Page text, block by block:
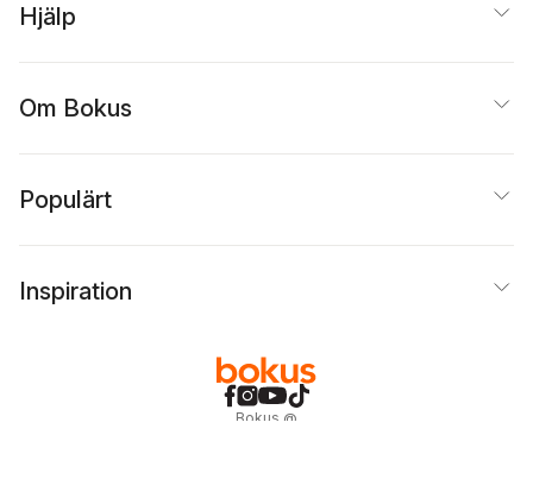
Hjälp
Om Bokus
Populärt
Inspiration
Bokus @